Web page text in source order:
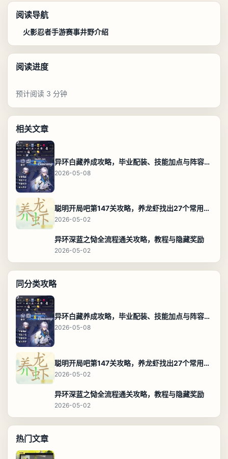
阅读导航
火影忍者手游赛事井野介绍
阅读进度
预计阅读 3 分钟
相关文章
异环白藏养成攻略，毕业配装、技能加点与阵容搭配保姆级解析
2026-05-08
聪明开局吧第147关攻略，养龙虾找出27个常用字通关答案
2026-05-02
异环深蓝之恸全流程通关攻略，教程与隐藏奖励
2026-05-02
同分类攻略
异环白藏养成攻略，毕业配装、技能加点与阵容搭配保姆级解析
2026-05-08
聪明开局吧第147关攻略，养龙虾找出27个常用字通关答案
2026-05-02
异环深蓝之恸全流程通关攻略，教程与隐藏奖励
2026-05-02
热门文章